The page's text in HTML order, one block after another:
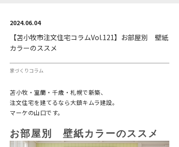
2024.06.04
【苫小牧市注文住宅コラムVol.121】お部屋別 壁紙
カラーのススメ
家づくりコラム
苫小牧・室蘭・千歳・札幌で新築、
注文住宅を建てるなら大鎮キムラ建設。
マーケの山口です。
お部屋別 壁紙カラーのススメ